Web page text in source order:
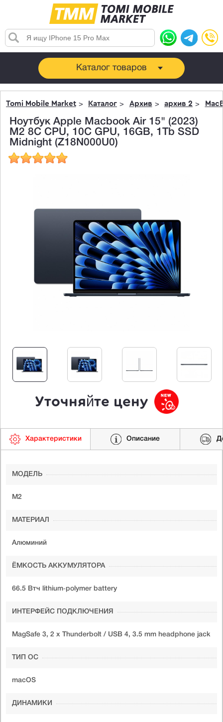
Каталог товаров
Tomi Mobile Market Каталог Архив архив 2
Ноутбук Apple Macbook Air 15" (2023)
M2 8C CPU, 10C GPU, 16GB, 1Tb SSD
Midnight (Z18N000U0)
Уточняйте цену
Характеристики Описание
МОДЕЛЬ
M2
МАТЕРИАЛ
Алюминий
ЁМКОСТЬ АККУМУЛЯТОРА
66.5 Втч lithium‑polymer battery
ИНТЕРФЕЙС ПОДКЛЮЧЕНИЯ
MagSafe 3, 2 x Thunderbolt / USB 4, 3.5 mm headphone jack
ТИП ОС
macOS
ДИНАМИКИ